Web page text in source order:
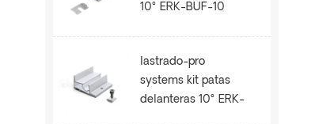
10° ERK-BUF-10
lastrado-pro
systems kit patas
delanteras 10° ERK-